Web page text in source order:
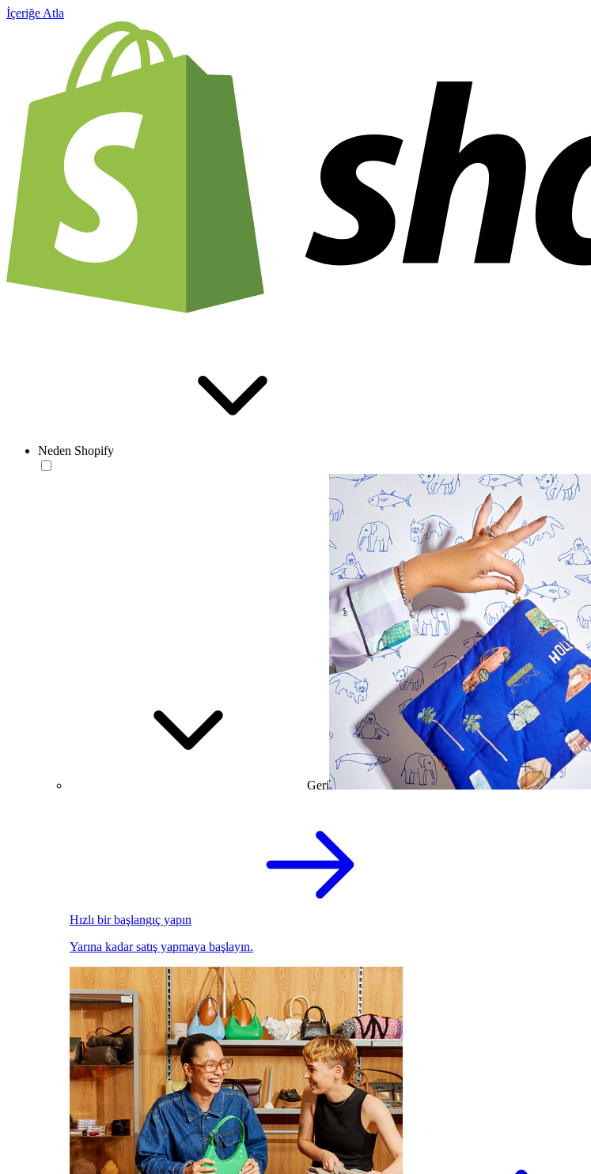
İçeriğe Atla
Neden Shopify
Geri
Hızlı bir başlangıç yapın
Yarına kadar satış yapmaya başlayın.